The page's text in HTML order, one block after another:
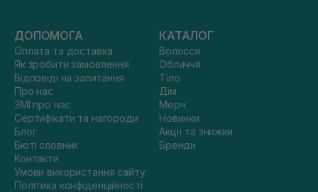
ДОПОМОГА
Оплата та доставка
Як зробити замовлення
Відповіді на запитання
Про нас
ЗМІ про нас
Сертифікати та нагороди
Блог
Бюті словник
Контакти
Умови використання сайту
Політика конфіденційності
КАТАЛОГ
Волосся
Обличчя
Тіло
Дім
Мерч
Новинки
Акції та знижки
Бренди